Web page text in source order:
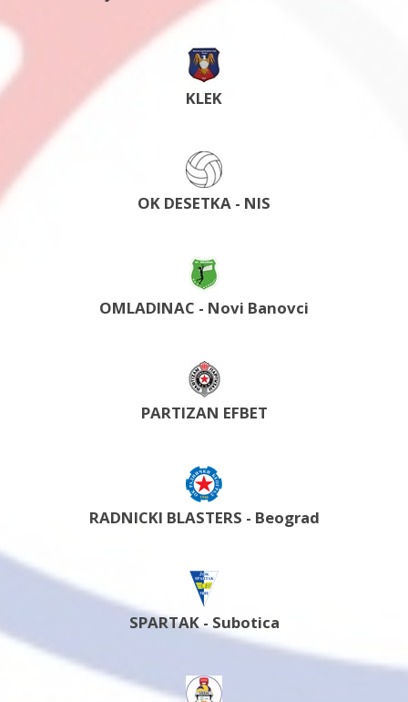
KLEK
OK DESETKA - NIS
OMLADINAC - Novi Banovci
PARTIZAN EFBET
RADNICKI BLASTERS - Beograd
SPARTAK - Subotica